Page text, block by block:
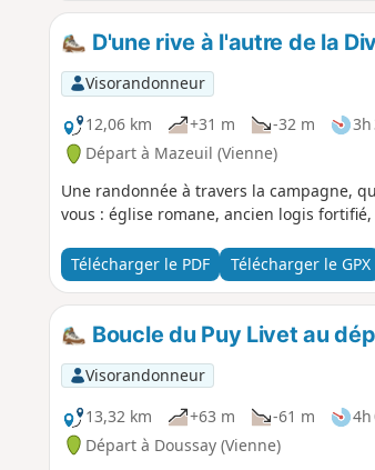
D'une rive à l'autre de la
Visorandonneur
12,06 km
+31 m -32 m 3h
Départ à Mazeuil (Vienne)
Une randonnée à travers la campagne,
vous : église romane, ancien logis
Télécharger le PDF Télécharger le GPX
Boucle du Puy Livet au
Visorandonneur
13,32 km
+63 m -61 m 4h
Départ à Doussay (Vienne)